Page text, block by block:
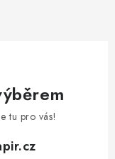
tu pro vás!